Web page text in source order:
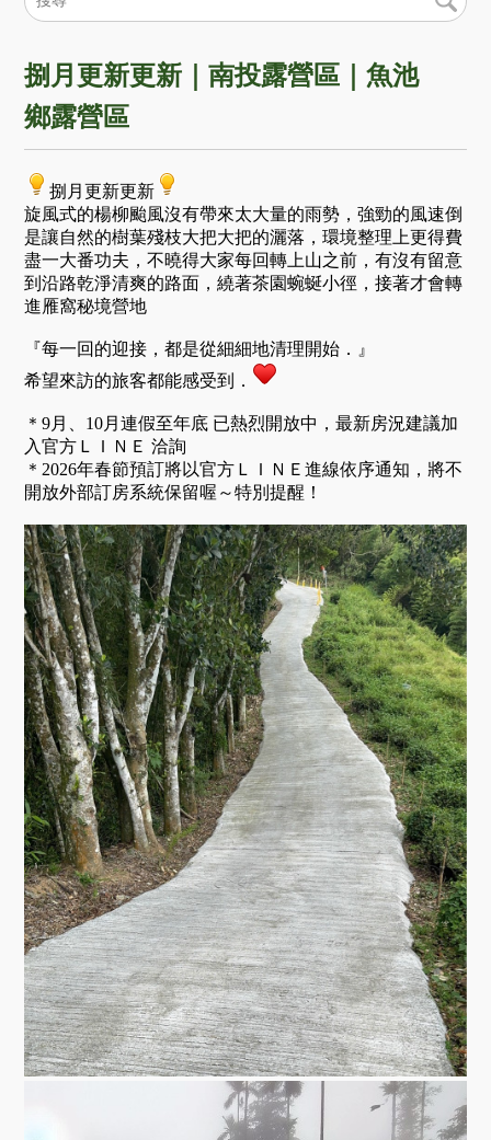
捌月更新更新｜南投露營區｜魚池
鄉露營區
捌月更新更新
旋風式的楊柳颱風沒有帶來太大量的雨勢，強勁的風速倒
是讓自然的樹葉殘枝大把大把的灑落，環境整理上更得費
盡一大番功夫，不曉得大家每回轉上山之前，有沒有留意
到沿路乾淨清爽的路面，繞著茶園蜿蜒小徑，接著才會轉
進雁窩秘境營地
『每一回的迎接，都是從細細地清理開始．』
希望來訪的旅客都能感受到．
＊9月、10月連假至年底 已熱烈開放中，最新房況建議加
入官方ＬＩＮＥ 洽詢
＊2026年春節預訂將以官方ＬＩＮＥ進線依序通知，將不
開放外部訂房系統保留喔～特別提醒！